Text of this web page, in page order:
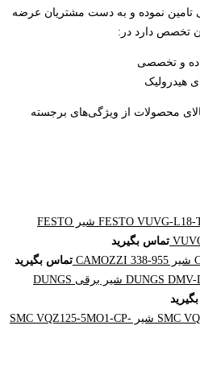
تامین نموده و به دست مشتریان عرضه
تخصص دارد در:
و تخصصی
هیدرولیک
محصولات از ویژگی‌های برجسته
شیر FESTO
تماس بگیرید
شیر CAMOZZI 338-955
تماس بگیرید
شیر برقی DUNGS
شیر SMC VQZ125-5MO1-CP-